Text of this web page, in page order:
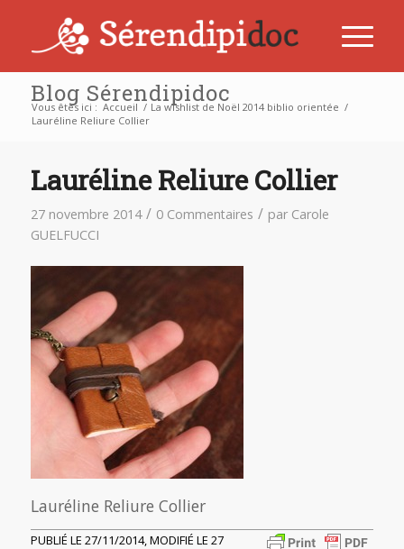
Blog Sérendipidoc
Vous êtes ici : Accueil / La wishlist de Noël 2014 biblio orientée /
Lauréline Reliure Collier
Lauréline Reliure Collier
27 novembre 2014 / 0 Commentaires / par Carole
GUELFUCCI
Lauréline Reliure Collier
PUBLIÉ LE 27/11/2014, MODIFIÉ LE 27